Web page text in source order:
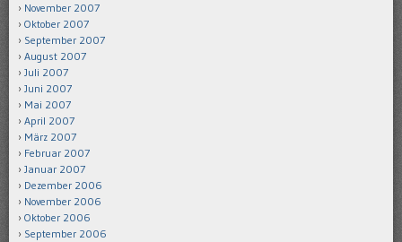
November 2007
Oktober 2007
September 2007
August 2007
Juli 2007
Juni 2007
Mai 2007
April 2007
März 2007
Februar 2007
Januar 2007
Dezember 2006
November 2006
Oktober 2006
September 2006